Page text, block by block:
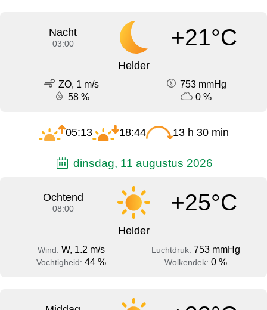
Nacht
03:00 +21°C
Helder
ZO, 1 m/s
753 mmHg
58 %
0 %
05:13 18:44 13 h 30 min
dinsdag, 11 augustus 2026
Ochtend
08:00 +25°C
Helder
Wind: W, 1.2 m/s Luchtdruk: 753 mmHg
Vochtigheid: 44 % Wolkendek: 0 %